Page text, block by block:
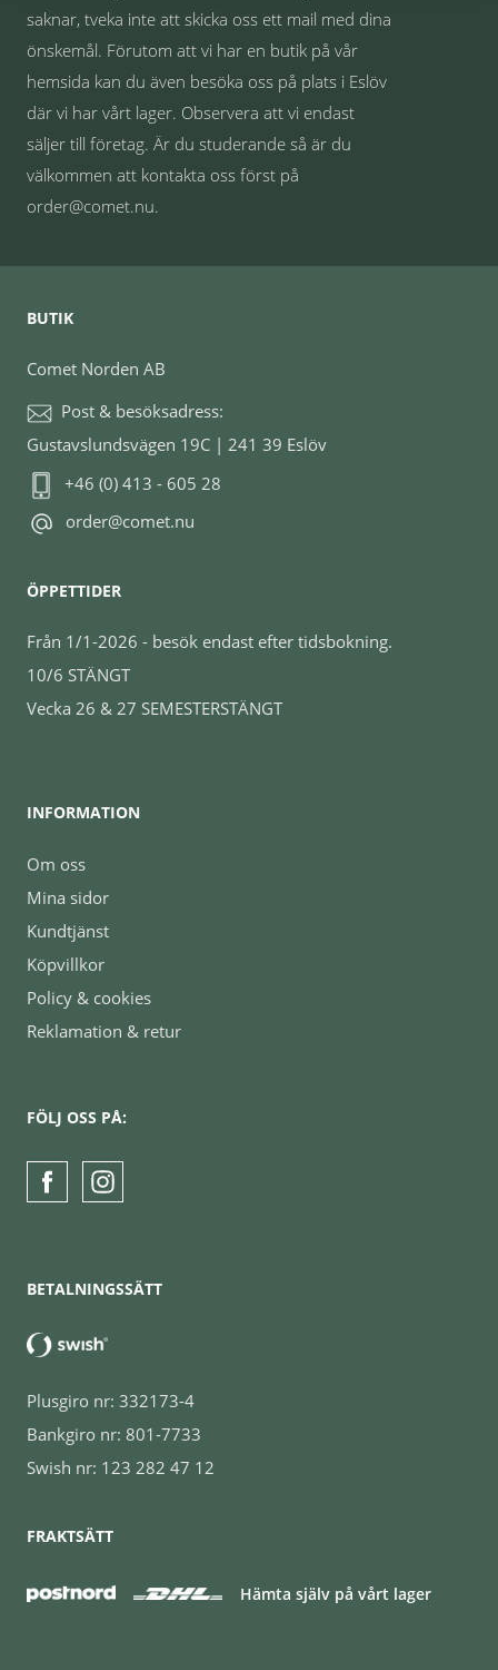
saknar, tveka inte att skicka oss ett mail med dina
önskemål. Förutom att vi har en butik på vår
hemsida kan du även besöka oss på plats i Eslöv
där vi har vårt lager. Observera att vi endast
säljer till företag. Är du studerande så är du
välkommen att kontakta oss först på
order@comet.nu.
BUTIK
Comet Norden AB
Post & besöksadress:
Gustavslundsvägen 19C | 241 39 Eslöv
+46 (0) 413 - 605 28
order@comet.nu
ÖPPETTIDER
Från 1/1-2026 - besök endast efter tidsbokning.
10/6 STÄNGT
Vecka 26 & 27 SEMESTERSTÄNGT
INFORMATION
Om oss
Mina sidor
Kundtjänst
Köpvillkor
Policy & cookies
Reklamation & retur
FÖLJ OSS PÅ:
BETALNINGSSÄTT
Plusgiro nr: 332173-4
Bankgiro nr: 801-7733
Swish nr: 123 282 47 12
FRAKTSÄTT
Hämta själv på vårt lager